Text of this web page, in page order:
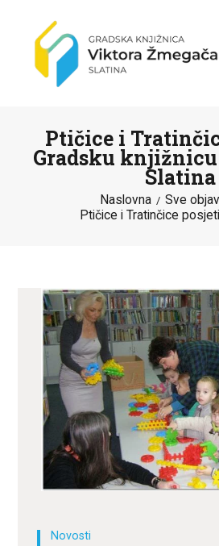
Ptičice i
Gradsku
Slatina
Naslovna Sve
Ptičice i Tratinčice
NASLOVNA
PROGRAMI I
KATALOG
O KNJIŽNICI
ZA KORISNIKE
ODJELI
DOKUMENTI
KONTAKT
Novosti